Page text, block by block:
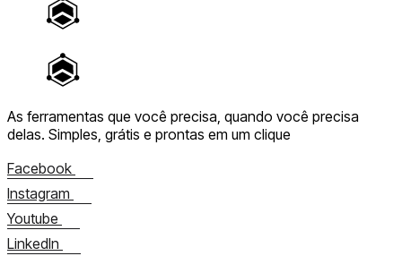
As ferramentas que você precisa, quando você precisa
delas. Simples, grátis e prontas em um clique
Facebook
Instagram
Youtube
LinkedIn